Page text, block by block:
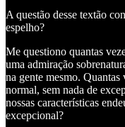
A questão desse textão
espelho?
Me questiono quantas
uma admiração
na gente mesmo. Quantas
normal, sem nada de
nossas características
excepcional?